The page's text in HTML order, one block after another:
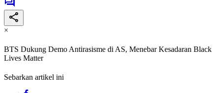
×
BTS Dukung Demo Antirasisme di AS, Menebar Kesadaran Black
Lives Matter
Sebarkan artikel ini